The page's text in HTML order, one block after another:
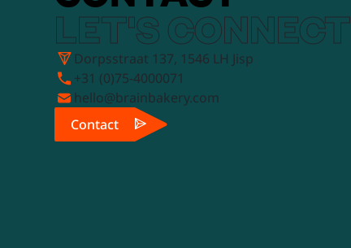
LET'S CONNECT
Dorpsstraat 137, 1546 LH Jisp
+31 (0)75-4000071
hello@brainbakery.com
Contact